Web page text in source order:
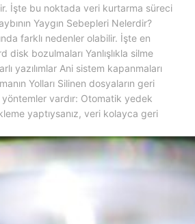
İşte bu noktada veri kurtarma süreci
Yaygın Sebepleri Nelerdir?
farklı nedenler olabilir. İşte en
disk bozulmaları Yanlışlıkla silme
yazılımlar Ani sistem kapanmaları
Yolları Silinen dosyaların geri
vardır: Otomatik yedek
yaptıysanız, veri kolayca geri